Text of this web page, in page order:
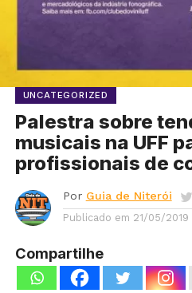
UNCATEGORIZED
Palestra sobre
musicais na UFF
profissionais de
Por Guia de Niterói
Publicado em 21/05/2019
Compartilhe